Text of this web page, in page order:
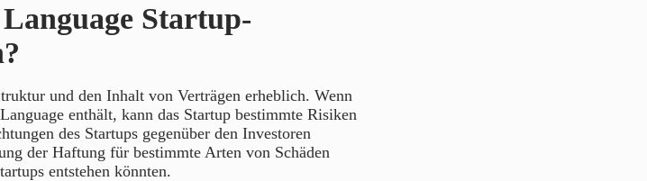
Startup-
und den Inhalt von Verträgen erheblich. Wenn
enthält, kann das Startup bestimmte Risiken
des Startups gegenüber den Investoren
der Haftung für bestimmte Arten von Schäden
entstehen könnten.